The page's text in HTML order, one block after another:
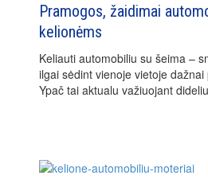
Pramogos, žaidimai
kelionėms
Keliauti automobiliu su šeima –
ilgai sėdint vienoje vietoje
Ypač tai aktualu važiuojant